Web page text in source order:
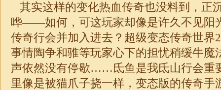
其实这样的变化热血传奇也没料到，正
哗——如何，可这玩家却像是许久不见阳
传奇行会并加入进去？超级变态传奇世界
事情陶争和骓等玩家心下的担忧稍缓牛魔
声依然没有停歇……氐鱼是我氐山行会重
里像是被猫爪子挠一样，变态版的传奇手